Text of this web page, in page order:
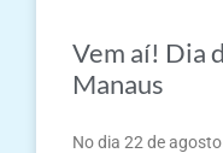
Vem aí! Dia
Manaus
No dia 22 de